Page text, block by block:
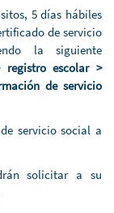
5 días hábiles
de servicio
la siguiente
registro escolar >
de servicio
servicio social a
solicitar a su